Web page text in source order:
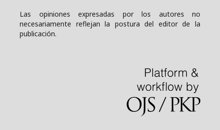
Las opiniones expresadas por los autores no
necesariamente reflejan la postura del editor de la
publicación.